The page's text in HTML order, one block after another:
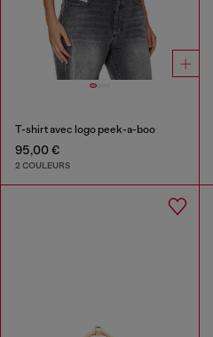
T-shirt avec logo peek-a-boo
95,00 €
2 COULEURS